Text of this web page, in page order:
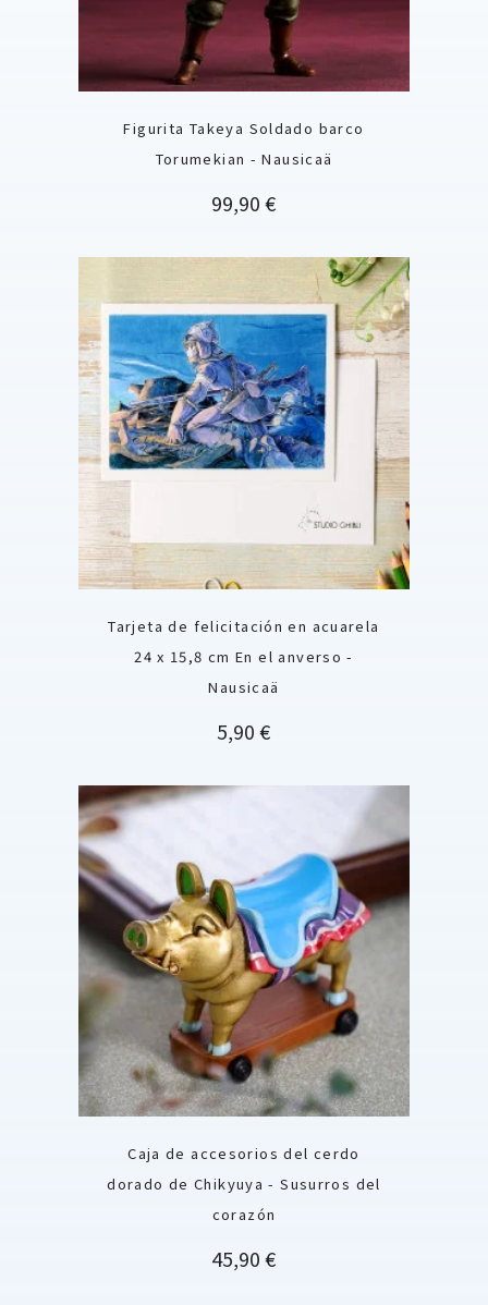
Figurita Takeya Soldado barco
Torumekian - Nausicaä
Precio
99,90 €
Tarjeta de felicitación en acuarela
24 x 15,8 cm En el anverso -
Nausicaä
Precio
5,90 €
Caja de accesorios del cerdo
dorado de Chikyuya - Susurros del
corazón
Precio
45,90 €